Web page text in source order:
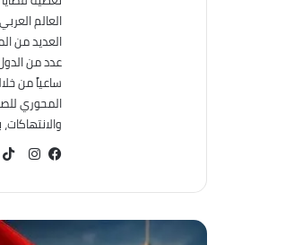
العالم
العديد من
عدد من
ساعياً من
المحوري